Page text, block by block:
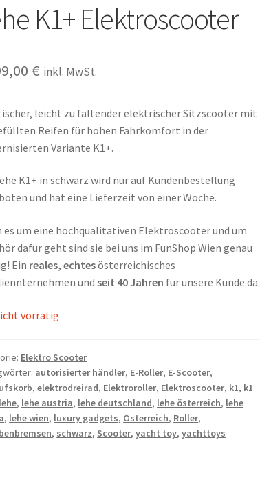
K1+ Elektroscooter
€ inkl. MwSt.
leicht zu faltender elektrischer Sitzscooter mit
Reifen für hohen Fahrkomfort in der
Variante K1+.
K1+ in schwarz wird nur auf Kundenbestellung
und hat eine Lieferzeit von einer Woche.
es um eine hochqualitativen Elektroscooter und um
dafür geht sind sie bei uns im FunShop Wien genau
Ein reales, echtesösterreichisches
undseit 40 Jahren für unsere Kunde da.
vorrätig
Elektro Scooter
autorisierter händler, E-Roller, E-Scooter,
,elektrodreirad, Elektroroller, Elektroscooter, k1, k1
lehe, lehe austria, lehe deutschland, lehe österreich, lehe
, lehe wien, luxury gadgets, Österreich, Roller,
, schwarz, Scooter,yacht toy,yachttoys